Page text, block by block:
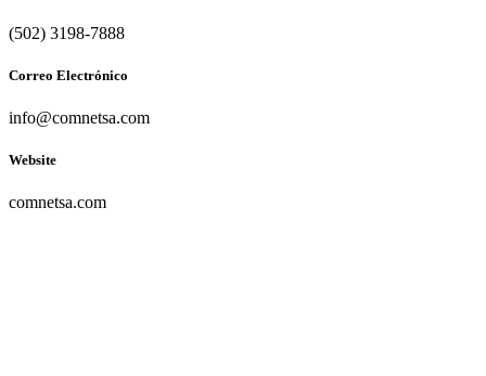
(502) 3198-7888
Correo Electrónico
info@comnetsa.com
Website
comnetsa.com